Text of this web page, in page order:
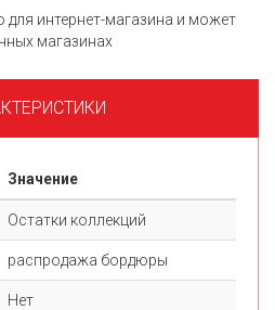
для интернет-магазина и может
магазинах
Значение
Остатки коллекций
распродажа бордюры
Нет